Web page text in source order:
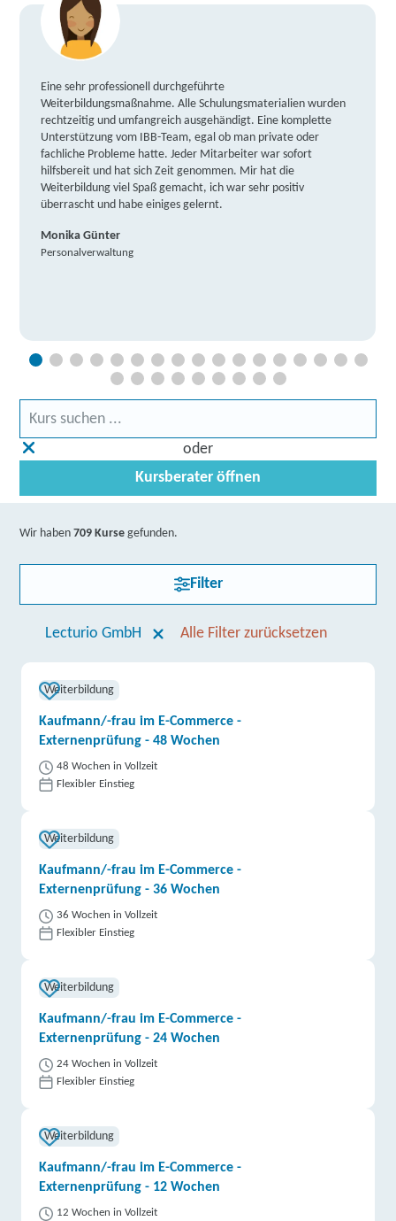
Eine sehr professionell durchgeführte
Weiterbildungsmaßnahme. Alle Schulungsmaterialien wurden
rechtzeitig und umfangreich ausgehändigt. Eine komplette
Unterstützung vom IBB-Team, egal ob man private oder
fachliche Probleme hatte. Jeder Mitarbeiter war sofort
hilfsbereit und hat sich Zeit genommen. Mir hat die
Weiterbildung viel Spaß gemacht, ich war sehr positiv
überrascht und habe einiges gelernt.
Monika Günter
Personalverwaltung
oder
Kursberater öffnen
Wir haben709 Kurse gefunden.
Filter
Lecturio GmbH Alle Filter zurücksetzen
Weiterbildung
Kaufmann/-frau im E-Commerce -
Externenprüfung - 48 Wochen
48 Wochen in Vollzeit
Flexibler Einstieg
Weiterbildung
Kaufmann/-frau im E-Commerce -
Externenprüfung - 36 Wochen
36 Wochen in Vollzeit
Flexibler Einstieg
Weiterbildung
Kaufmann/-frau im E-Commerce -
Externenprüfung - 24 Wochen
24 Wochen in Vollzeit
Flexibler Einstieg
Weiterbildung
Kaufmann/-frau im E-Commerce -
Externenprüfung - 12 Wochen
12 Wochen in Vollzeit